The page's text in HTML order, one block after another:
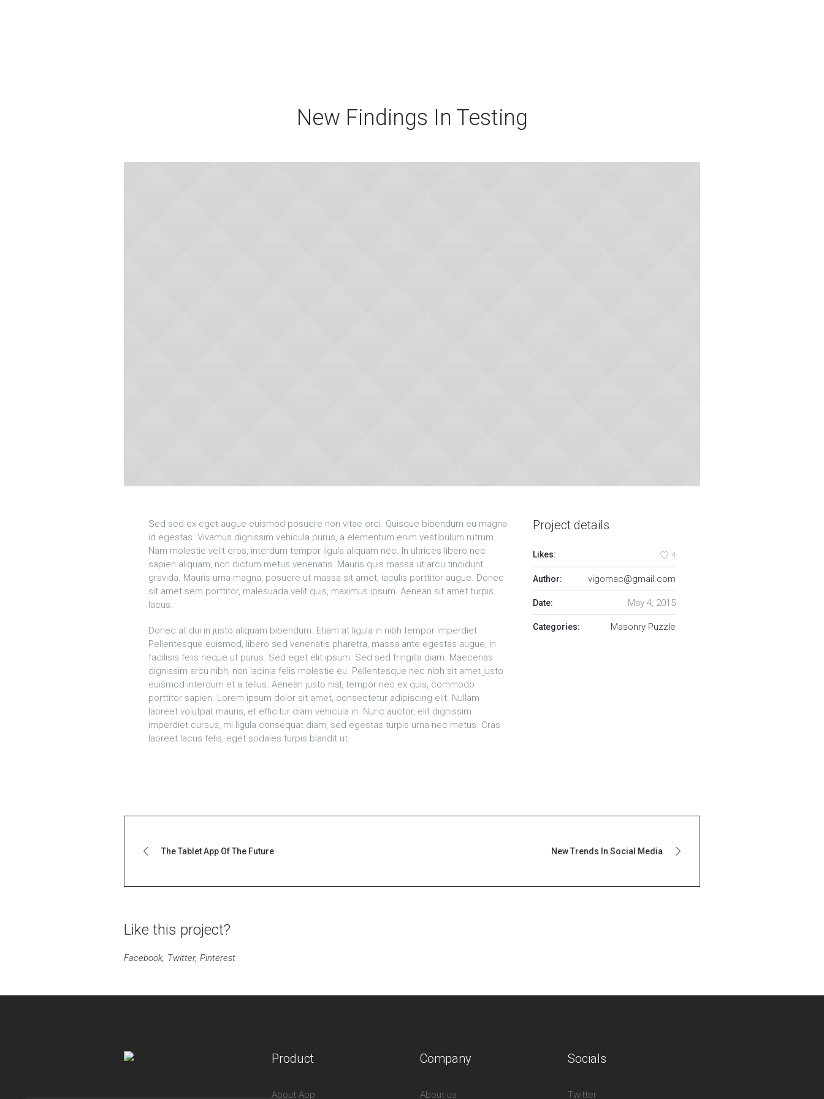
New Findings In Testing
Sed sed ex eget augue euismod posuere non vitae orci. Quisque bibendum eu magna
id egestas. Vivamus dignissim vehicula purus, a elementum enim vestibulum rutrum.
Nam molestie velit eros, interdum tempor ligula aliquam nec. In ultrices libero nec
sapien aliquam, non dictum metus venenatis. Mauris quis massa ut arcu tincidunt
gravida. Mauris urna magna, posuere ut massa sit amet, iaculis porttitor augue. Donec
sit amet sem porttitor, malesuada velit quis, maximus ipsum. Aenean sit amet turpis
lacus.
Donec at dui in justo aliquam bibendum. Etiam at ligula in nibh tempor imperdiet.
Pellentesque euismod, libero sed venenatis pharetra, massa ante egestas augue, in
facilisis felis neque ut purus. Sed eget elit ipsum. Sed sed fringilla diam. Maecenas
dignissim arcu nibh, non lacinia felis molestie eu. Pellentesque nec nibh sit amet justo
euismod interdum et a tellus. Aenean justo nisl, tempor nec ex quis, commodo
porttitor sapien. Lorem ipsum dolor sit amet, consectetur adipiscing elit. Nullam
laoreet volutpat mauris, et efficitur diam vehicula in. Nunc auctor, elit dignissim
imperdiet cursus, mi ligula consequat diam, sed egestas turpis urna nec metus. Cras
laoreet lacus felis, eget sodales turpis blandit ut.
Project details
Likes: 4
Author: vigomac@gmail.com
Date: May 4, 2015
Categories: Masonry Puzzle
The Tablet App Of The Future New Trends In Social Media
Like this project?
Facebook Twitter Pinterest
Product
About App
Company
About us
Socials
Twitter